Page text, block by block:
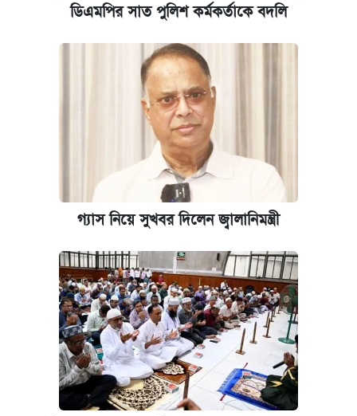
ডিএমপির সাত পুলিশ কর্মকর্তাকে বদলি
গ্যাস নিয়ে সুখবর দিলেন জ্বালানিমন্ত্রী